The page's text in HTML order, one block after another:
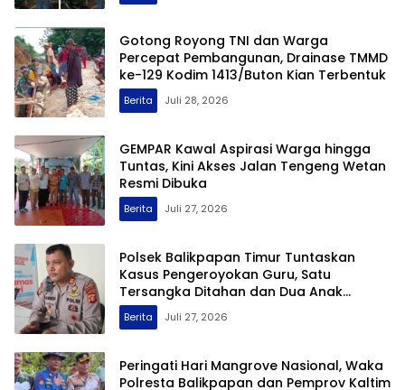
Gotong Royong TNI dan Warga
Percepat Pembangunan, Drainase TMMD
ke-129 Kodim 1413/Buton Kian Terbentuk
Berita Juli 28, 2026
GEMPAR Kawal Aspirasi Warga hingga
Tuntas, Kini Akses Jalan Tengeng Wetan
Resmi Dibuka
Berita Juli 27, 2026
Polsek Balikpapan Timur Tuntaskan
Kasus Pengeroyokan Guru, Satu
Tersangka Ditahan dan Dua Anak
Berhadapan dengan Hukum Wajib Lapor
Berita Juli 27, 2026
Peringati Hari Mangrove Nasional, Waka
Polresta Balikpapan dan Pemprov Kaltim